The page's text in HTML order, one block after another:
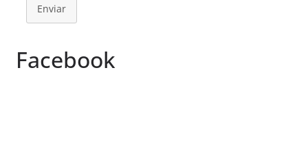
Enviar
Facebook